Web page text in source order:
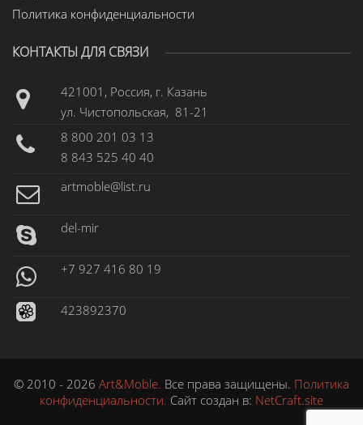
Политика конфиденциальности
КОНТАКТЫ ДЛЯ СВЯЗИ
421001, Россия, г. Казань
ул. Чистопольская, 81-21
8 800 201 03 13
8 843 525 40 40
artmoble@list.ru
del-mir
+7 927 416 80 19
423892370
© 2010 - 2026 Art&Moble. Все права защищены. Политика
конфиденциальности. Сайт создан в: NetCraft.site